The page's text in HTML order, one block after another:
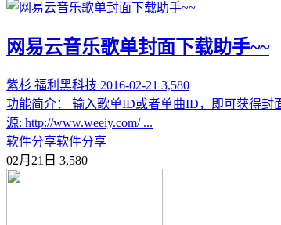
网易云音乐歌单封面下载助手~~
紫杉 福利黑科技 2016-02-21 3,580
功能简介： 输入歌单ID或者单曲ID，即可获得
源: http://www.weeiy.com/ ...
软件分享软件分享
02月21日 3,580